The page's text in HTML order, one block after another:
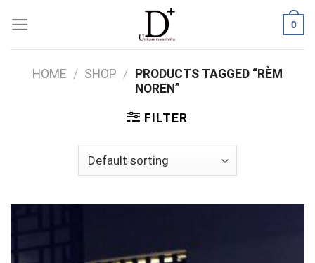
content
0
HOME / SHOP /
PRODUCTS TAGGED “RÈM
NOREN”
FILTER